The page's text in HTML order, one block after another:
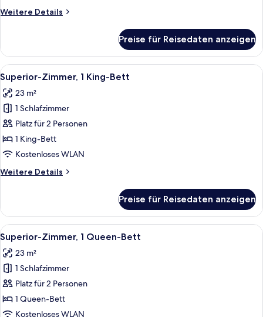
Weitere Details
Weitere
Zimmer,
2 Einzelbetten
Preise für Reisedaten anzeigen
Alle
Fotos
für
Superior-
Zimmer,
1 King-
Bett
Ein Hotelzimmer mit einem großen
6
Superior-Zimmer, 1 King-Bett
23 m²
1 Schlafzimmer
Platz für 2 Personen
1 King-Bett
Kostenloses WLAN
Weitere Details
Weitere
Zimmer,
1 King-
Bett
Preise für Reisedaten anzeigen
Alle
Fotos
für
Superior-
Zimmer,
1
Queen-
Ein Hotelzimmer mit einem großen
6
Superior-Zimmer, 1 Queen-Bett
23 m²
1 Schlafzimmer
Platz für 2 Personen
1 Queen-Bett
Kostenloses WLAN